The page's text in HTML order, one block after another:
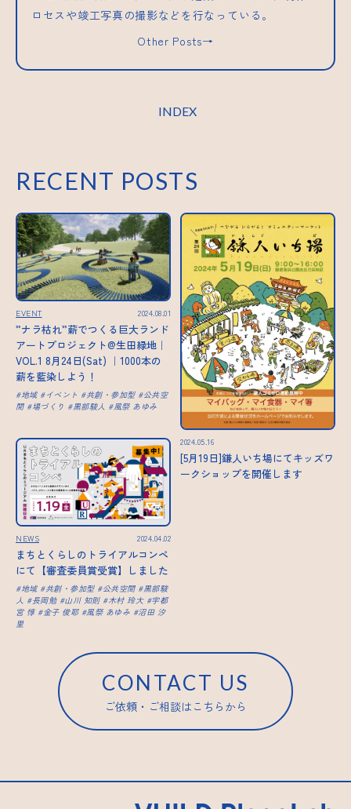
ロセスや竣工写真の撮影などを行なっている。
Other Posts→
INDEX
RECENT POSTS
EVENT 2024.08.01
”ナラ枯れ”薪でつくる巨大ランド
アートプロジェクト@生田緑地｜
VOL.1 8月24日(Sat) ｜1000本の
薪を藍染しよう！
地域 イベント 共創・参加型
公共空
間
場づくり 黒部駿人 風祭 あゆみ
2024.05.16
[5月19日]鎌人いち場にてキッズワ
ークショップを開催します
NEWS 2024.04.02
まちとくらしのトライアルコンペ
にて【審査委員賞受賞】しました
地域 共創・参加型 公共空間
黒部駿
人
長岡勉 山川 知則 木村 玲大
宇都
宮 惇
金子 俊耶 風祭 あゆみ
沼田 汐
里
CONTACT US
ご依頼・ご相談はこちらから